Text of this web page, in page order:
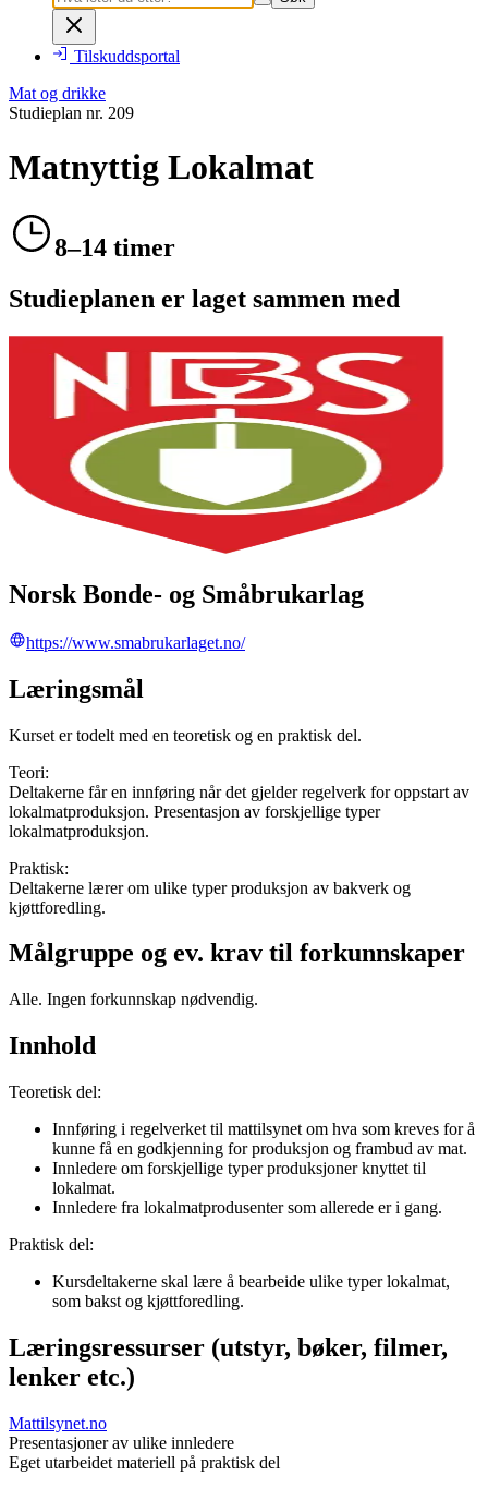
Tilskuddsportal
Mat og drikke
Studieplan nr. 209
Matnyttig Lokalmat
8–14 timer
Studieplanen er laget sammen med
Norsk Bonde- og Småbrukarlag
https://www.smabrukarlaget.no/
Læringsmål
Kurset er todelt med en teoretisk og en praktisk del.
Teori:
Deltakerne får en innføring når det gjelder regelverk for oppstart av
lokalmatproduksjon. Presentasjon av forskjellige typer
lokalmatproduksjon.
Praktisk:
Deltakerne lærer om ulike typer produksjon av bakverk og
kjøttforedling.
Målgruppe og ev. krav til forkunnskaper
Alle. Ingen forkunnskap nødvendig.
Innhold
Teoretisk del:
Innføring i regelverket til mattilsynet om hva som kreves for å
kunne få en godkjenning for produksjon og frambud av mat.
Innledere om forskjellige typer produksjoner knyttet til
lokalmat.
Innledere fra lokalmatprodusenter som allerede er i gang.
Praktisk del:
Kursdeltakerne skal lære å bearbeide ulike typer lokalmat,
som bakst og kjøttforedling.
Læringsressurser (utstyr, bøker, filmer,
lenker etc.)
Mattilsynet.no
Presentasjoner av ulike innledere
Eget utarbeidet materiell på praktisk del